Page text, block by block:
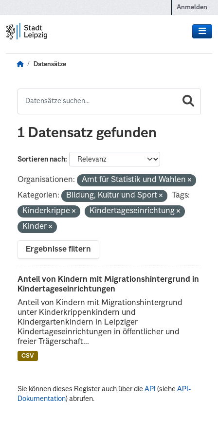
Anmelden
Datensätze
1 Datensatz gefunden
Sortieren nach
Organisationen:
Amt für Statistik und Wahlen
Kategorien:
Bildung, Kultur und Sport
Tags:
Kinderkrippe
Kindertageseinrichtung
Kinder
Ergebnisse filtern
Anteil von Kindern mit Migrationshintergrund in
Kindertageseinrichtungen
Anteil von Kindern mit Migrationshintergrund
unter Kinderkrippenkindern und
Kindergartenkindern in Leipziger
Kindertageseinrichtungen in öffentlicher und
freier Trägerschaft...
CSV
Sie können dieses Register auch über dieAPI (sieheAPI-
Dokumentation) abrufen.